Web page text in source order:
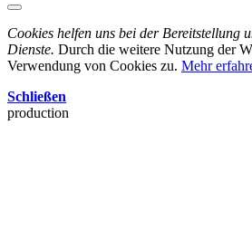
Cookies helfen uns bei der Bereitstellung
Dienste. Durch die weitere Nutzung der
Verwendung von Cookies zu. Mehr
Schließen
production